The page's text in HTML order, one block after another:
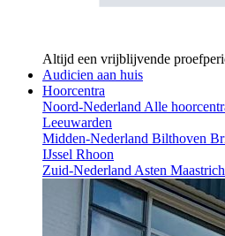
Altijd een vrijblijvende
Audicien aan huis
Hoorcentra
Noord-Nederland Alle
Leeuwarden
Midden-Nederland Bilthoven
IJssel Rhoon
Zuid-Nederland Asten